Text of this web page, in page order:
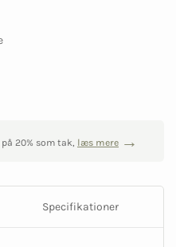
20% som tak, læs mere
Specifikationer